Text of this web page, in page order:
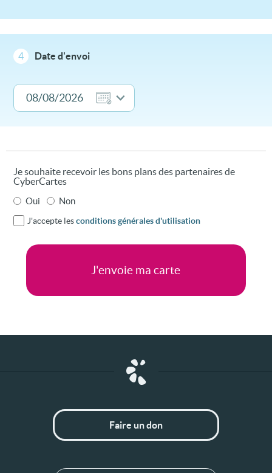
4 Date d'envoi
Je souhaite recevoir les bons plans des partenaires de
CyberCartes
Oui Non
J'accepte lesconditions générales d'utilisation
Faire un don